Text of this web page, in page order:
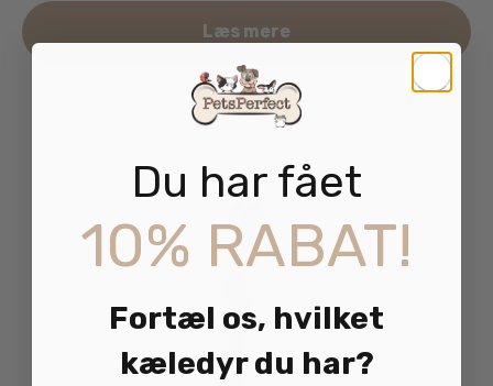
Læs mere
Du har fået
10% RABAT!
Fortæl os, hvilket
kæledyr du har?